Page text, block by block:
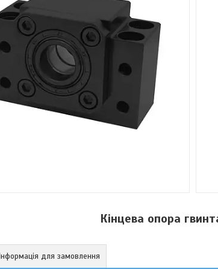
Кінцева опора
Інформація для замовлення